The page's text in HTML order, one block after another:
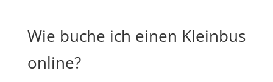
Wie buche ich einen Kleinbus
online?